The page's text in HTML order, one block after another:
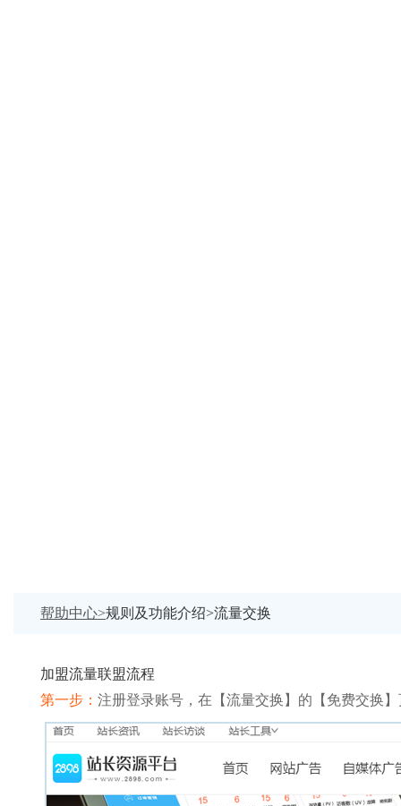
帮助中心>规则及功能介绍>流量交换
加盟流量联盟流程
第一步： 注册登录账号，在【流量交换】的【免费交换